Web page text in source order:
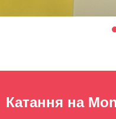
Катання на